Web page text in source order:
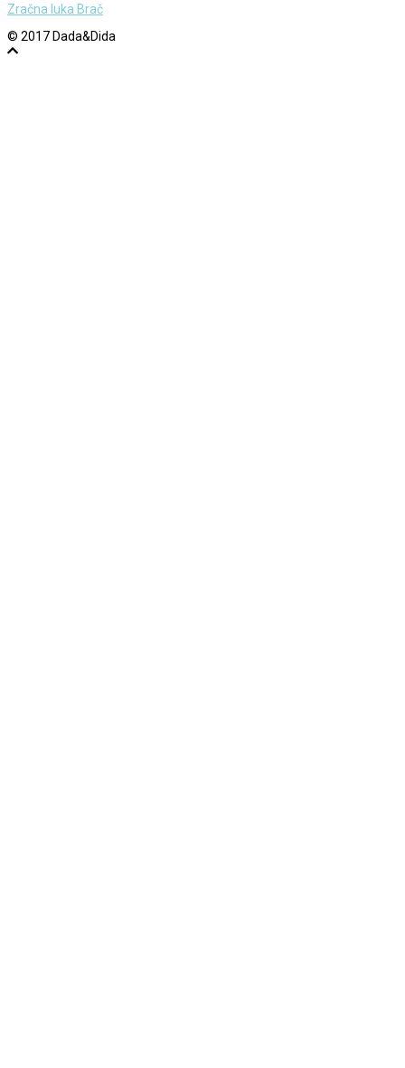
Zračna luka Brač
© 2017 Dada&Dida